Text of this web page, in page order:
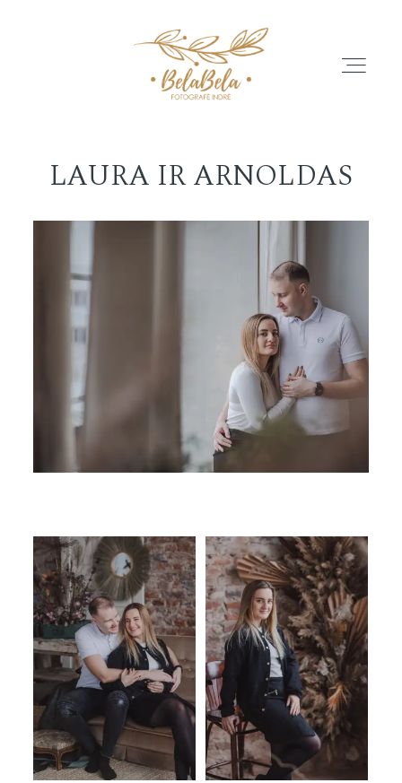
APIE
ATSILIEPIMAI
PASLAUGŲ PASIŪLYMAI
SUSISIEKITE
LAURA IR ARNOLDAS